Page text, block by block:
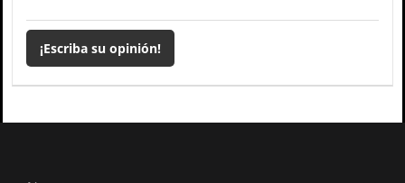
¡Escriba su opinión!